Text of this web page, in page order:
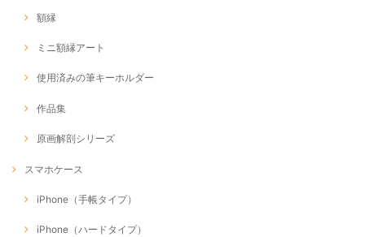
額縁
ミニ額縁アート
使用済みの筆キーホルダー
作品集
原画解剖シリーズ
スマホケース
iPhone（手帳タイプ）
iPhone（ハードタイプ）